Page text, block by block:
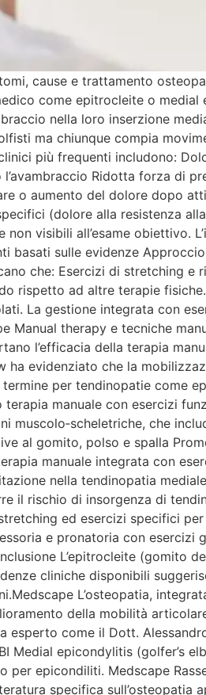
cause e trattamento
come epitrocleite o
nella loro inserzione
ma chiunque compia
più frequenti includono:
Ridotta forza di
o aumento del dolore dopo
(dolore alla resistenza
visibili all’esame obiettivo.
basati sulle evidenze
che: Esercizi di stretching
rispetto ad altre terapie
La gestione integrata con
Manual therapy e tecniche
l’efficacia della terapia
ha evidenziato che la
per tendinopatie come
manuale con esercizi
muscolo‑scheletriche, che
al gomito, polso e spalla
manuale integrata con
nella tendinopatia
il rischio di insorgenza di
ed esercizi specifici
e pronatoria con esercizi
L’epitrocleite (gomito
cliniche disponibili
L’osteopatia,
della mobilità
come il Dott.
Medial epicondylitis (golfer’s
epicondiliti. Medscape
specifica sull’osteopatia